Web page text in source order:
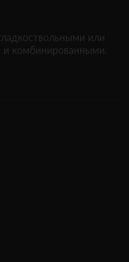
или
комбинированными.